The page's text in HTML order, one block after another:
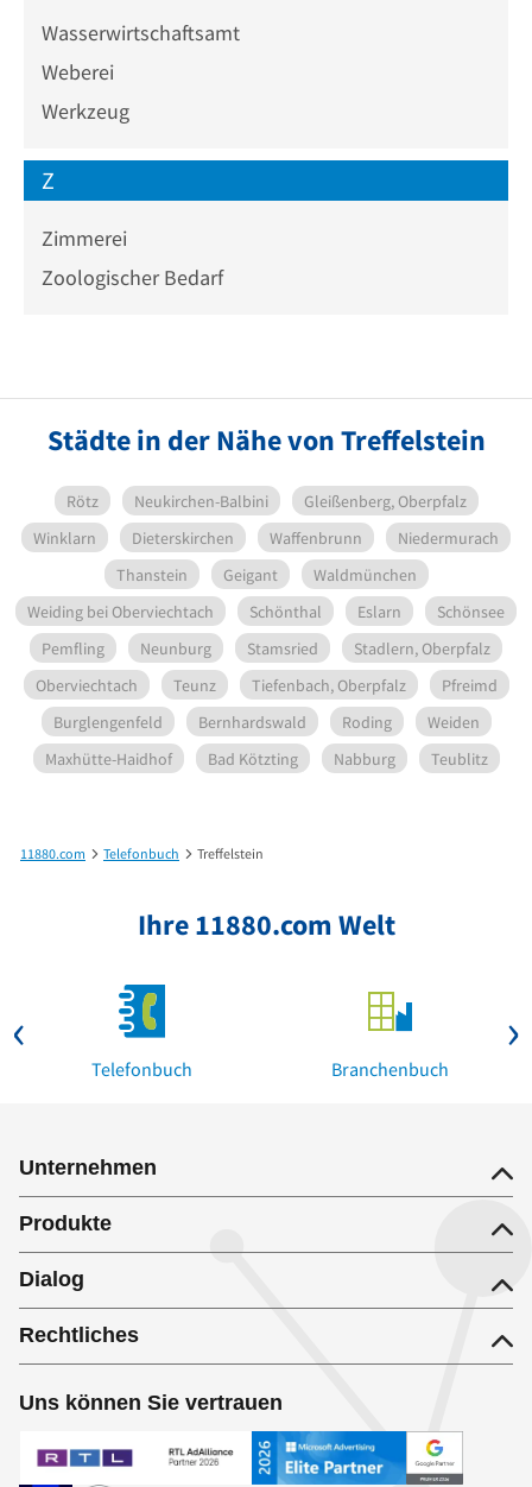
Wasserwirtschaftsamt
Weberei
Werkzeug
Z
Zimmerei
Zoologischer Bedarf
Städte in der Nähe von Treffelstein
Rötz Neukirchen-Balbini
Gleißenberg, Oberpfalz
Winklarn
Dieterskirchen Waffenbrunn
Niedermurach
Thanstein
Geigant
Waldmünchen
Weiding bei Oberviechtach
Schönthal Eslarn
Schönsee
Pemfling
Neunburg Stamsried
Stadlern, Oberpfalz
Oberviechtach
Teunz Tiefenbach, Oberpfalz
Pfreimd
Burglengenfeld
Bernhardswald Roding
Weiden
Maxhütte-Haidhof
Bad Kötzting Nabburg Teublitz
11880.com Telefonbuch Treffelstein
Ihre 11880.com Welt
Telefonbuch Branchenbuch
Unternehmen
Produkte
Dialog
Rechtliches
Uns können Sie vertrauen